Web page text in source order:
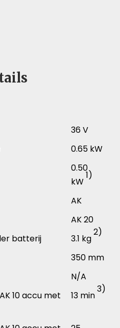
36 V
0.65 kW
0.50
kW
1)
AK
AK 20
batterij
3.1 kg
2)
350 mm
N/A
10 accu met
13 min
3)